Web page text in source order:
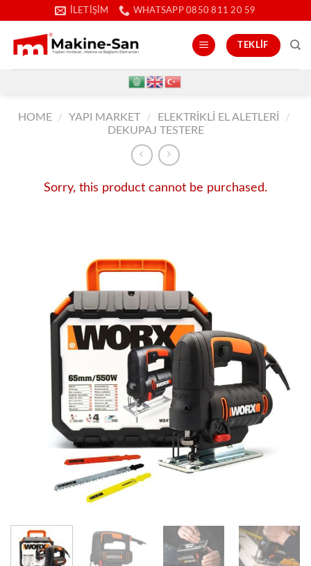
İLETIŞIM WHATSAPP 0850 811 20 59
TEKLIF
HOME / YAPI MARKET / ELEKTRIKLI EL ALETLERI
/
DEKUPAJ TESTERE
Sorry, this product cannot be purchased.